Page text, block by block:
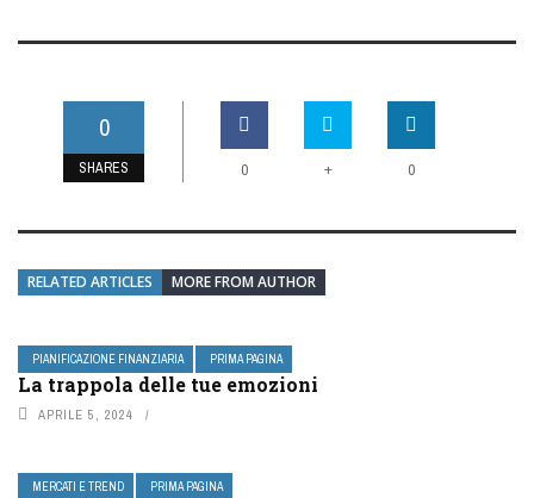
0
SHARES 0 + 0
RELATED ARTICLES MORE FROM AUTHOR
PIANIFICAZIONE FINANZIARIA PRIMA PAGINA
La trappola delle tue emozioni
APRILE 5, 2024
MERCATI E TREND PRIMA PAGINA